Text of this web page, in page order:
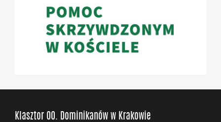
Klasztor OO. Dominikanów w Krakowie